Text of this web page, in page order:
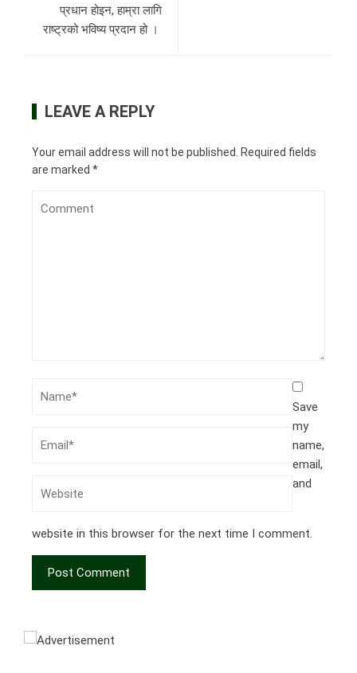
प्रधान होइन, हाम्रा लागि
राष्ट्रको भविष्य प्रदान हो ।
LEAVE A REPLY
Your email address will not be published. Required fields
are marked *
Save
my
name,
email,
and
website in this browser for the next time I comment.